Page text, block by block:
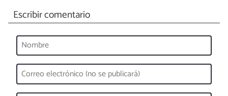
Escribir comentario